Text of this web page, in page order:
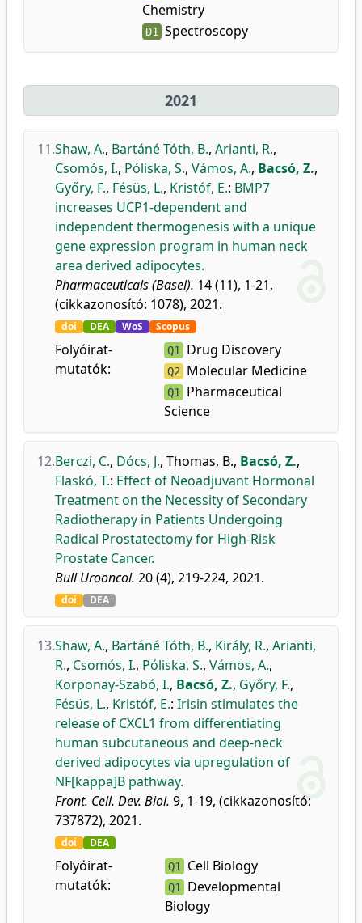
Chemistry
D1 Spectroscopy
2021
11.Shaw, A., Bartáné Tóth, B., Arianti, R.,
Csomós, I., Póliska, S., Vámos, A., Bacsó, Z.,
Győry, F., Fésüs, L., Kristóf, E.: BMP7
increases UCP1-dependent and
independent thermogenesis with a unique
gene expression program in human neck
area derived adipocytes.
Pharmaceuticals (Basel). 14 (11), 1-21,
(cikkazonosító: 1078), 2021.
doi DEA WoS Scopus
Folyóirat-
mutatók:
Q1 Drug Discovery
Q2 Molecular Medicine
Q1 Pharmaceutical
Science
12.Berczi, C., Dócs, J., Thomas, B., Bacsó, Z.,
Flaskó, T.: Effect of Neoadjuvant Hormonal
Treatment on the Necessity of Secondary
Radiotherapy in Patients Undergoing
Radical Prostatectomy for High-Risk
Prostate Cancer.
Bull Urooncol. 20 (4), 219-224, 2021.
doi DEA
13.Shaw, A., Bartáné Tóth, B., Király, R., Arianti,
R., Csomós, I., Póliska, S., Vámos, A.,
Korponay-Szabó, I., Bacsó, Z., Győry, F.,
Fésüs, L., Kristóf, E.: Irisin stimulates the
release of CXCL1 from differentiating
human subcutaneous and deep-neck
derived adipocytes via upregulation of
NF[kappa]B pathway.
Front. Cell. Dev. Biol. 9, 1-19, (cikkazonosító:
737872), 2021.
doi DEA
Folyóirat-
mutatók:
Q1 Cell Biology
Q1
Developmental
Biology